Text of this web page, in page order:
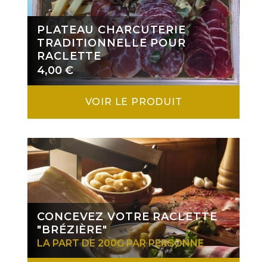
PLATEAU CHARCUTERIE
TRADITIONNELLE POUR
RACLETTE
4,00 €
VOIR LE PRODUIT
CONCEVEZ VOTRE RACLETTE
"BRÉZIÈRE"
LA PART DE 200G PAR PERSONNE